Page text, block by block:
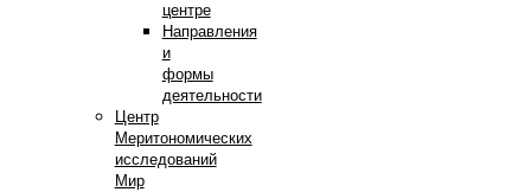
центре
Направления
и
формы
деятельности
Центр
Меритономических
исследований
Мир